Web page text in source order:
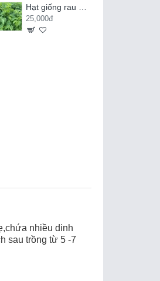
25,000đ
nhiều dinh
sau trồng từ 5 -7